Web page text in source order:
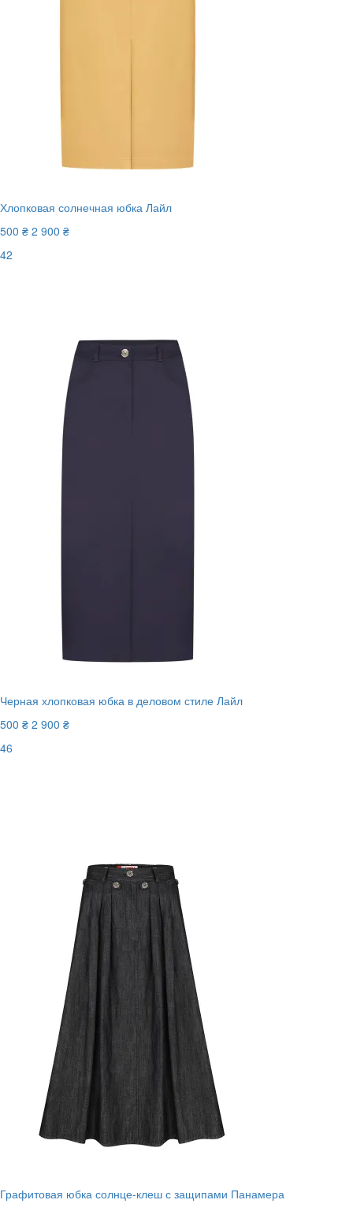
Хлопковая солнечная юбка Лайл
500 ₴ 2 900 ₴
42
Черная хлопковая юбка в деловом стиле Лайл
500 ₴ 2 900 ₴
46
Графитовая юбка солнце-клеш с защипами Панамера